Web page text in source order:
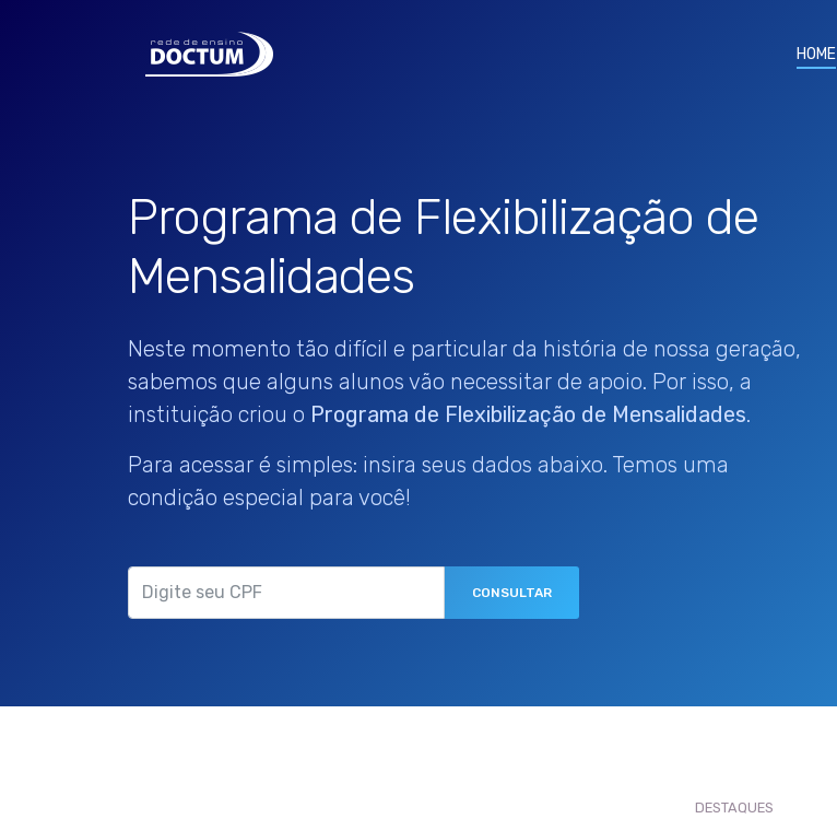
HOME
Programa de Flexibilização de
Mensalidades
Neste momento tão difícil e particular da história de nossa geração,
sabemos que alguns alunos vão necessitar de apoio. Por isso, a
instituição criou o Programa de Flexibilização de Mensalidades.
Para acessar é simples: insira seus dados abaixo. Temos uma
condição especial para você!
CONSULTAR
DESTAQUES